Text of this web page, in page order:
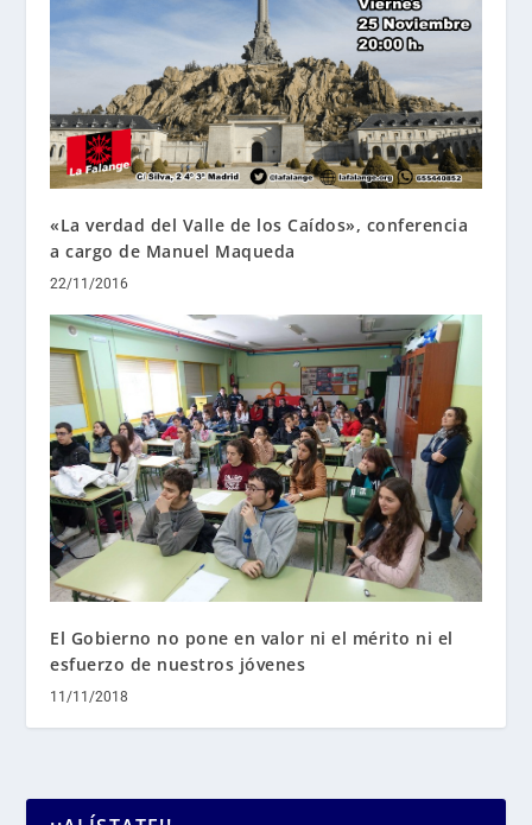
«La verdad del Valle de los Caídos», conferencia
a cargo de Manuel Maqueda
22/11/2016
El Gobierno no pone en valor ni el mérito ni el
esfuerzo de nuestros jóvenes
11/11/2018